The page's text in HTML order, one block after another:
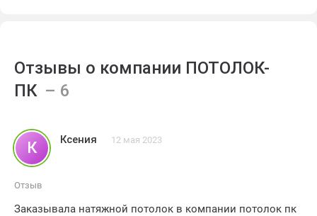
Отзывы о компании ПОТОЛОК-
ПК
К Ксения 12 мая 2023
Отзыв
Заказывала натяжной потолок в компании потолок пк